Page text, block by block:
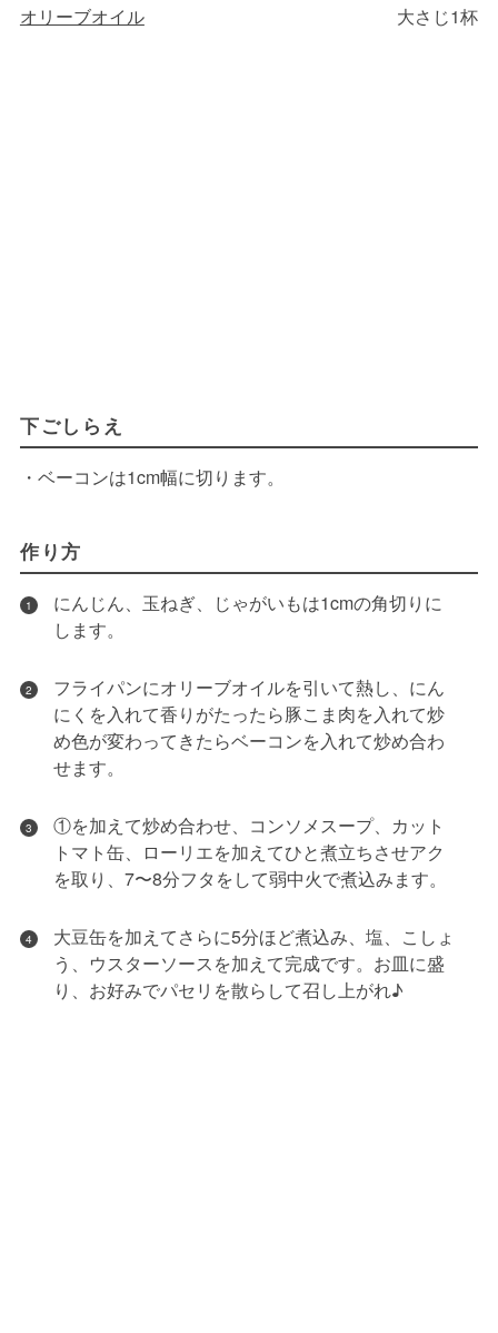
オリーブオイル
大さじ1杯
下ごしらえ
・ベーコンは1cm幅に切ります。
作り方
1
にんじん、玉ねぎ、じゃがいもは1cmの角切りに
します。
2
フライパンにオリーブオイルを引いて熱し、にん
にくを入れて香りがたったら豚こま肉を入れて炒
め色が変わってきたらベーコンを入れて炒め合わ
せます。
3
①を加えて炒め合わせ、コンソメスープ、カット
トマト缶、ローリエを加えてひと煮立ちさせアク
を取り、7〜8分フタをして弱中火で煮込みます。
4
大豆缶を加えてさらに5分ほど煮込み、塩、こしょ
う、ウスターソースを加えて完成です。お皿に盛
り、お好みでパセリを散らして召し上がれ♪